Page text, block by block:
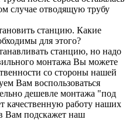
случае отводящую трубу
станцию. Какие
для этого?
станцию, но надо
монтажа Вы можете
со стороны нашей
Вам воспользоваться
дешевле монтажа "под
качественную работу наших
Вам подскажет наш